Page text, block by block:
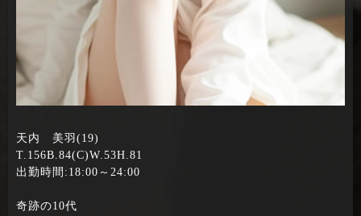
天内 美羽(19)
T.156B.84(C)W.53H.81
出勤時間:18:00～24:00
奇跡の10代